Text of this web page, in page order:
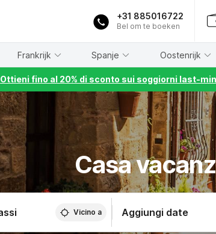
+31 885016722
Bel om te boeken
Frankrijk Spanje Oostenrijk
Ottieni fino al 20% di sconto sui soggiorni last-
Casa
Vicino a Aggiungi date